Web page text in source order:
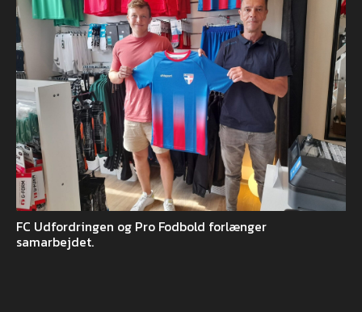
FC Udfordringen og Pro Fodbold forlænger
samarbejdet.